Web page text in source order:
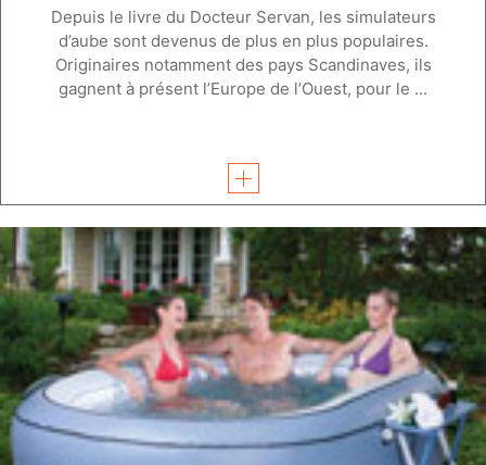
Depuis le livre du Docteur Servan, les simulateurs
d’aube sont devenus de plus en plus populaires.
Originaires notamment des pays Scandinaves, ils
gagnent à présent l’Europe de l’Ouest, pour le ...